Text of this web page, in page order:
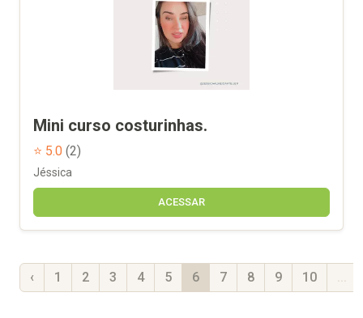
Mini curso costurinhas.
⭐ 5.0 (2)
Jéssica
ACESSAR
‹ 1 2 3 4 5 6 7 8 9 10